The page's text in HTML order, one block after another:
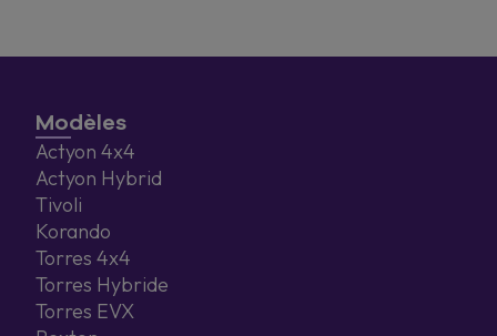
Modèles
Actyon 4x4
Actyon Hybrid
Tivoli
Korando
Torres 4x4
Torres Hybride
Torres EVX